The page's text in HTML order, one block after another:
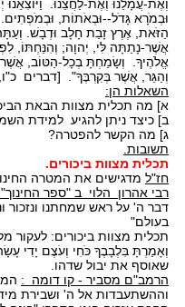
וְאֶת-עֲמָלֵנוּ וְאֶת-לַחֲצֵנוּ. וַיּוֹצִאֵנוּ
וּבְמֹרָא גָּדֹל--וּבְאֹתוֹת,
הַזֹּאת, אֶרֶץ זָבַת חָלָב וּדְבָשׁ.
אֲשֶׁר-נָתַתָּה לִּי, יְהוָה; וְהִנַּחְתּוֹ,
אֱלֹהֶיךָ. וְשָׂמַחְתָּ בְכָל-הַטּוֹב, אֲשֶׁר
וְהַגֵּר, אֲשֶׁר בְּקִרְבֶּךָ". [דברים
השאלות הן:
א] מה תכלית מצוות הבאת
ב] כיצד ניתן להגיע למידת
ג] מה הקשר להפטרה?
תשובות.
תכלית מצוות ביכורים.
חז"ל מדגישים את המטרה
רבי אהרון הלוי ב "ספר
דבר ה' על ראש שמחתנו ונזכור
בעולם"
תכלית מצוות ביכורים: לעקור
וְאָמַרְתָּ בִּלְבָבֶךָ כֹּחִי וְעֹצֶם יָדִי
שאוסף את יבול שדהו.
הרמב"ם מסביר - קו דומה :
וההשתעבדות אל ה' ושבירת